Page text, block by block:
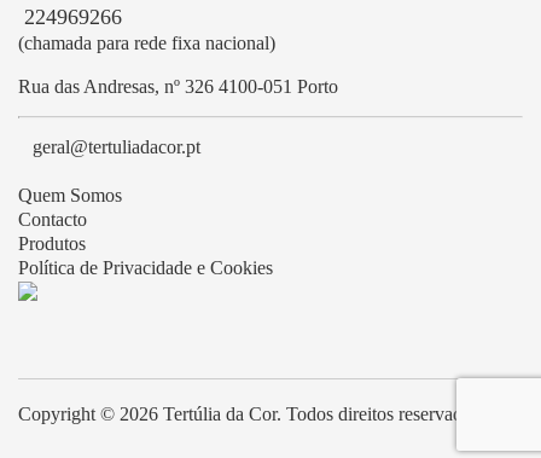
224969266
(chamada para rede fixa nacional)
Rua das Andresas, nº 326 4100-051 Porto
geral@tertuliadacor.pt
Quem Somos
Contacto
Produtos
Política de Privacidade e Cookies
Copyright © 2026 Tertúlia da Cor. Todos direitos reservados